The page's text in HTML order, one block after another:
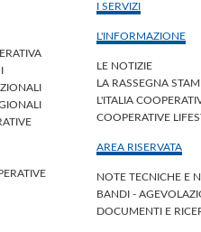
I SERVIZI
L'INFORMAZIONE
LE NOTIZIE
LA RASSEGNA
L'ITALIA
COOPERATIVE
AREA RISERVATA
NOTE TECNICHE E
BANDI -
DOCUMENTI E